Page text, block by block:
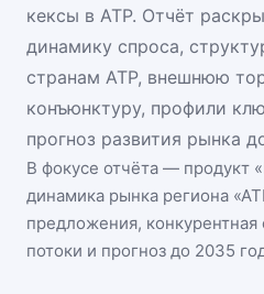
кексы в АТР. Отчёт
динамику спроса,
странам АТР, внешнюю
конъюнктуру, профили
прогноз развития рынка
В фокусе отчёта — продукт «
динамика рынка региона
предложения,
потоки и прогноз до 2035